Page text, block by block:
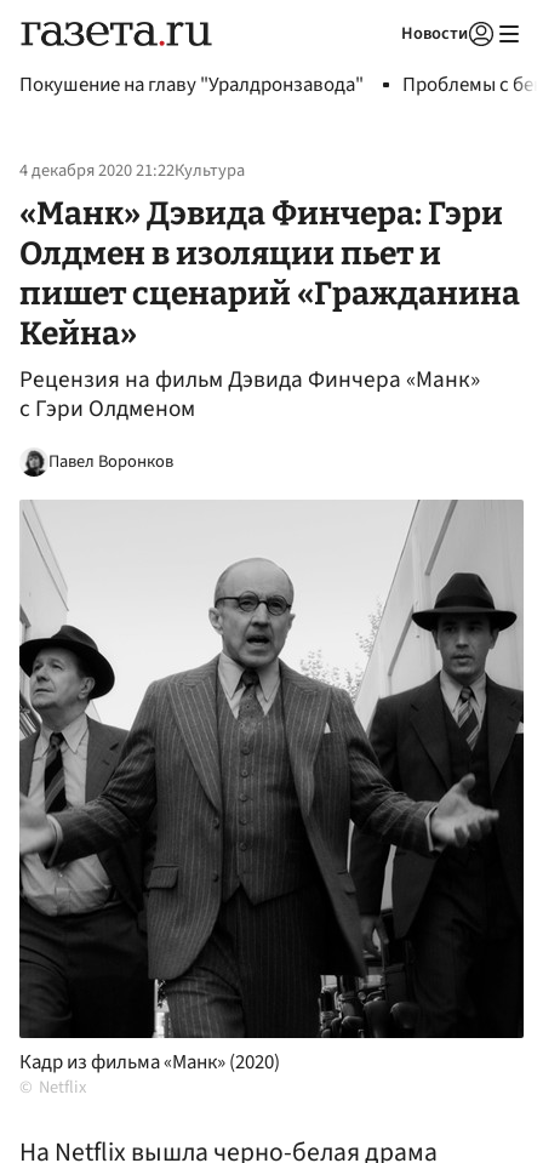
Новости
Покушение на главу "Уралдронзавода" Проблемы с
4 декабря 2020 21:22Культура
«Манк» Дэвида Финчера: Гэри
Олдмен в изоляции пьет и
пишет сценарий «Гражданина
Кейна»
Рецензия на фильм Дэвида Финчера «Манк»
с Гэри Олдменом
Павел Воронков
Кадр из фильма «Манк» (2020)
Netflix
На Netflix вышла черно-белая драма